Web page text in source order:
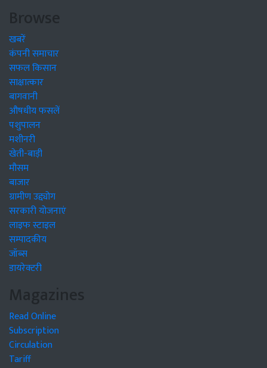
Browse
खबरें
कंपनी समाचार
सफल किसान
साक्षात्कार
बागवानी
औषधीय फसलें
पशुपालन
मशीनरी
खेती-बाड़ी
मौसम
बाजार
ग्रामीण उद्द्योग
सरकारी योजनाएं
लाइफ स्टाइल
सम्पादकीय
जॉब्स
डायरेक्टरी
Magazines
Read Online
Subscription
Circulation
Tariff